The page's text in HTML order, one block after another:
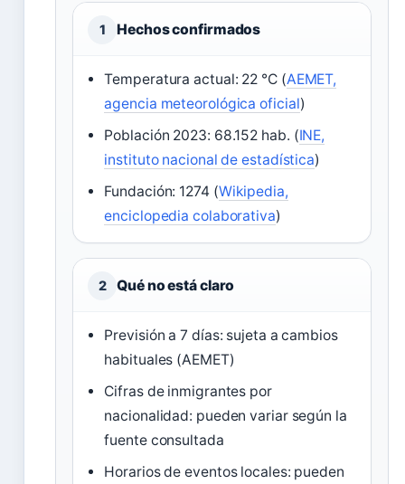
1 Hechos confirmados
Temperatura actual: 22 °C (AEMET,
agencia meteorológica oficial)
Población 2023: 68.152 hab. (INE,
instituto nacional de estadística)
Fundación: 1274 (Wikipedia,
enciclopedia colaborativa)
2 Qué no está claro
Previsión a 7 días: sujeta a cambios
habituales (AEMET)
Cifras de inmigrantes por
nacionalidad: pueden variar según la
fuente consultada
Horarios de eventos locales: pueden